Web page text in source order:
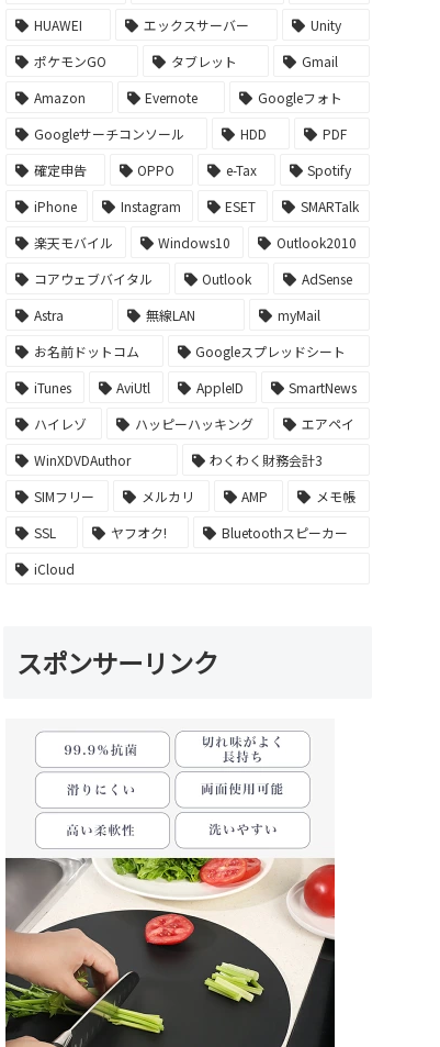
HUAWEI
エックスサーバー
Unity
ポケモンGO
タブレット
Gmail
Amazon
Evernote
Googleフォト
Googleサーチコンソール
HDD
PDF
確定申告
OPPO e-Tax
Spotify
iPhone
Instagram ESET
SMARTalk
楽天モバイル
Windows10
Outlook2010
コアウェブバイタル
Outlook
AdSense
Astra
無線LAN
myMail
お名前ドットコム
Googleスプレッドシート
iTunes
AviUtl AppleID
SmartNews
ハイレゾ
ハッピーハッキング
エアペイ
WinXDVDAuthor
わくわく財務会計3
SIMフリー
メルカリ AMP
メモ帳
SSL
ヤフオク!
Bluetoothスピーカー
iCloud
スポンサーリンク